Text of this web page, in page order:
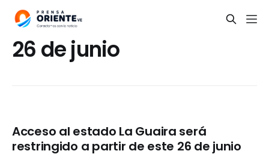
26 de junio
Acceso al estado La Guaira será
restringido a partir de este 26 de junio